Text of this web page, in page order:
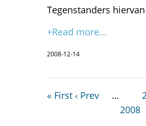
Tegenstanders hiervan
+Read more...
2008-12-14
« First ‹ Prev …
2008